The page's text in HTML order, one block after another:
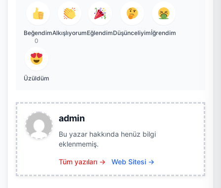
BeğendimAlkışlıyorumEğlendimDüşünceliyimİğrendim
0
Üzüldüm
admin
Bu yazar hakkında henüz bilgi
eklenmemiş.
Tüm yazıları → Web Sitesi →